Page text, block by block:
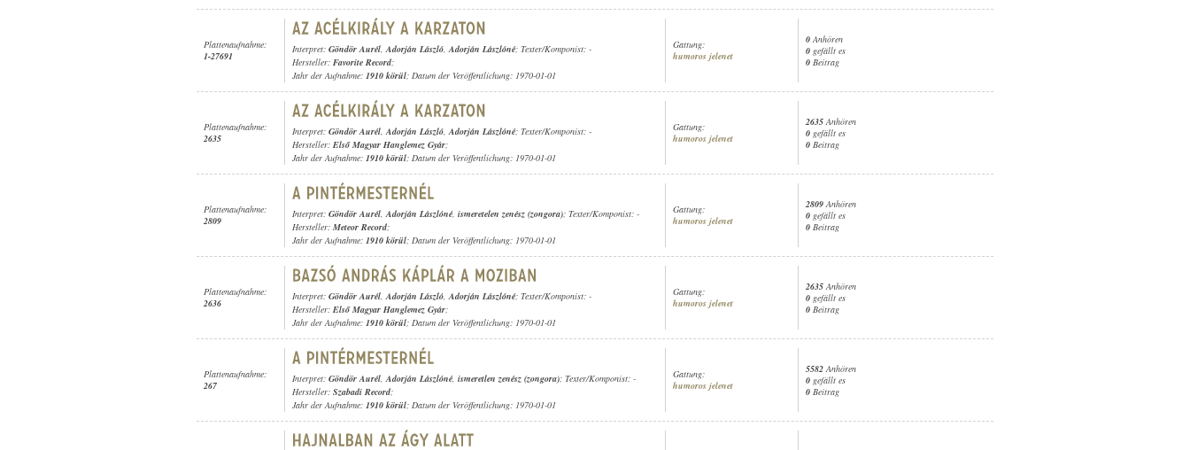
Plattenaufnahme:
1-27691
Interpret: Göndör Aurél,Adorján László,Adorján Lászlóné; Texter/Komponist: -
Hersteller: Favorite Record;
Jahr der Aufnahme: 1910 körül; Datum der Veröffentlichung: 1970-01-01
Gattung:
humoros jelenet
0 Anhören
0 gefällt es
0 Beitrag
Plattenaufnahme:
2635
Interpret: Göndör Aurél,Adorján László,Adorján Lászlóné; Texter/Komponist: -
Hersteller: Első Magyar Hanglemez Gyár;
Jahr der Aufnahme: 1910 körül; Datum der Veröffentlichung: 1970-01-01
Gattung:
humoros jelenet
2635 Anhören
0 gefällt es
0 Beitrag
Plattenaufnahme:
2809
Interpret: Göndör Aurél,Adorján Lászlóné, ismeretelen zenész (zongora); Texter/Komponist: -
Hersteller: Meteor Record;
Jahr der Aufnahme: 1910 körül; Datum der Veröffentlichung: 1970-01-01
Gattung:
humoros jelenet
2809 Anhören
0 gefällt es
0 Beitrag
Plattenaufnahme:
2636
Interpret: Göndör Aurél,Adorján László,Adorján Lászlóné; Texter/Komponist: -
Hersteller: Első Magyar Hanglemez Gyár;
Jahr der Aufnahme: 1910 körül; Datum der Veröffentlichung: 1970-01-01
Gattung:
humoros jelenet
2635 Anhören
0 gefällt es
0 Beitrag
Plattenaufnahme:
267
Interpret: Göndör Aurél,Adorján Lászlóné, ismeretlen zenész (zongora); Texter/Komponist: -
Hersteller: Szabadi Record;
Jahr der Aufnahme: 1910 körül; Datum der Veröffentlichung: 1970-01-01
Gattung:
humoros jelenet
5582 Anhören
0 gefällt es
0 Beitrag